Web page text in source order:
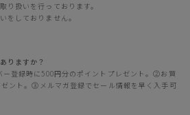
り扱いを行っております。
をしておりません。
りますか？
登録時に500円分のポイントプレゼント。②お買
ント。③メルマガ登録でセール情報を早く入手可